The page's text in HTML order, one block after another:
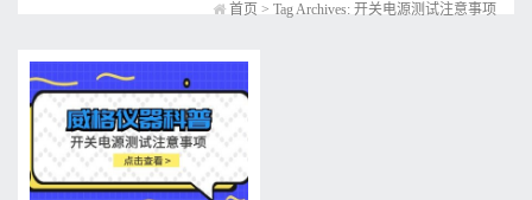
首页 > Tag Archives: 开关电源测试注意事项